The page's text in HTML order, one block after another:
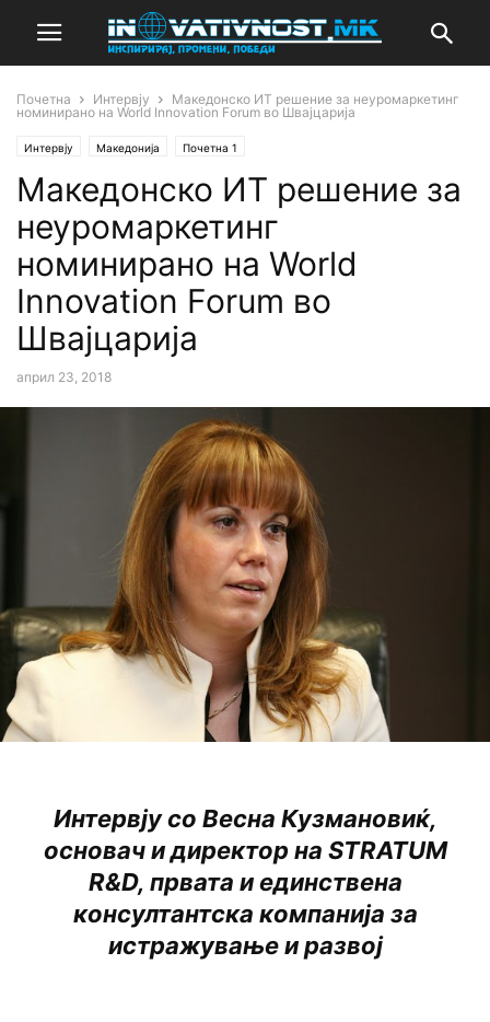
Почетна Интервју
Македонско ИТ решение за неуромаркетинг
номинирано на World Innovation Forum во Швајцарија
Интервју Македонија Почетна 1
Македонско ИТ решение за
неуромаркетинг
номинирано на World
Innovation Forum во
Швајцарија
април 23, 2018
Интервју со Весна Кузмановиќ,
основач и директор на STRATUM
R&D, првата и единствена
консултантска компанија за
истражување и развој